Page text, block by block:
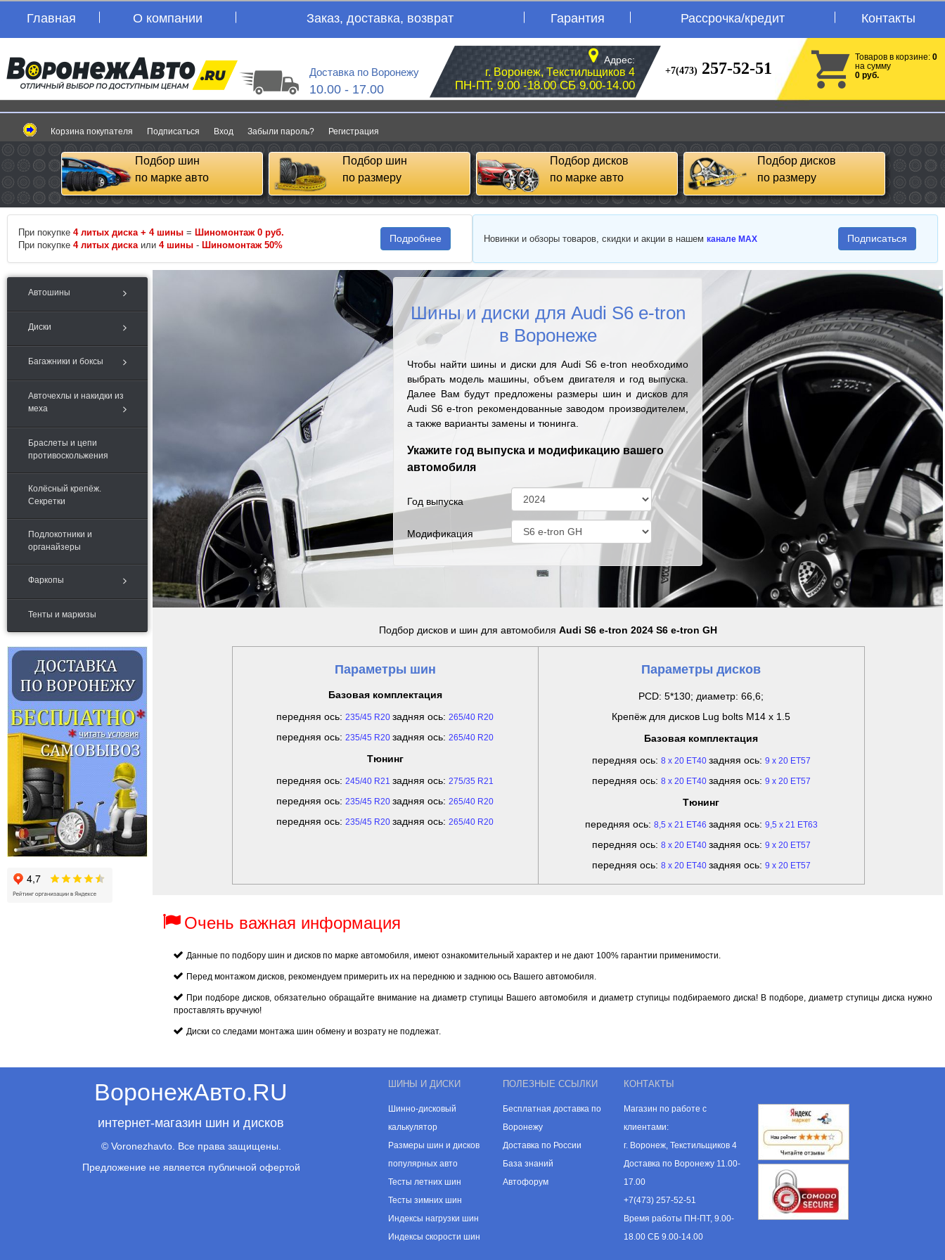
Главная О компании Заказ, доставка, возврат Гарантия Рассрочка/кредит Контакты
Доставка по Воронежу
10.00 - 17.00
Адрес:
г. Воронеж, Текстильщиков 4
ПН-ПТ, 9.00 -18.00 СБ 9.00-14.00
+7(473) 257-52-51
Товаров в корзине: 0
на сумму
0 руб.
Корзина покупателя Подписаться Вход Забыли пароль? Регистрация
Подбор шин
по марке авто
Подбор шин
по размеру
Подбор дисков
по марке авто
Подбор дисков
по размеру
При покупке 4 литых диска + 4 шины = Шиномонтаж 0 руб.
При покупке 4 литых диска или 4 шины - Шиномонтаж 50%
Подробнее Новинки и обзоры товаров, скидки и акции в нашем канале MAX Подписаться
Автошины
Диски
Багажники и боксы
Авточехлы и накидки из
меха
Браслеты и цепи
противоскольжения
Колёсный крепёж.
Секретки
Подлокотники и
органайзеры
Фаркопы
Тенты и маркизы
Шины и диски для Audi S6 e-tron
в Воронеже
Чтобы найти шины и диски для Audi S6 e-tron необходимо
выбрать модель машины, объем двигателя и год выпуска.
Далее Вам будут предложены размеры шин и дисков для
Audi S6 e-tron рекомендованные заводом производителем,
а также варианты замены и тюнинга.
Укажите год выпуска и модификацию вашего
автомобиля
Год выпуска
Модификация
Подбор дисков и шин для автомобиля Audi S6 e-tron 2024 S6 e-tron GH
Параметры шин
Базовая комплектация
передняя ось: 235/45 R20 задняя ось: 265/40 R20
передняя ось: 235/45 R20 задняя ось: 265/40 R20
Тюнинг
передняя ось: 245/40 R21 задняя ось: 275/35 R21
передняя ось: 235/45 R20 задняя ось: 265/40 R20
передняя ось: 235/45 R20 задняя ось: 265/40 R20
Параметры дисков
PCD: 5*130; диаметр: 66,6;
Крепёж для дисков Lug bolts M14 x 1.5
Базовая комплектация
передняя ось: 8 x 20 ET40 задняя ось: 9 x 20 ET57
передняя ось: 8 x 20 ET40 задняя ось: 9 x 20 ET57
Тюнинг
передняя ось: 8,5 x 21 ET46 задняя ось: 9,5 x 21 ET63
передняя ось: 8 x 20 ET40 задняя ось: 9 x 20 ET57
передняя ось: 8 x 20 ET40 задняя ось: 9 x 20 ET57
Очень важная информация
Данные по подбору шин и дисков по марке автомобиля, имеют ознакомительный характер и не дают 100% гарантии применимости.
Перед монтажом дисков, рекомендуем примерить их на переднюю и заднюю ось Вашего автомобиля.
При подборе дисков, обязательно обращайте внимание на диаметр ступицы Вашего автомобиля и диаметр ступицы подбираемого диска! В подборе, диаметр ступицы диска нужно
проставлять вручную!
Диски со следами монтажа шин обмену и возрату не подлежат.
ВоронежАвто.RU
интернет-магазин шин и дисков
© Voronezhavto. Все права защищены.
Предложение не является публичной офертой
ШИНЫ И ДИСКИ
Шинно-дисковый
калькулятор
Размеры шин и дисков
популярных авто
Тесты летних шин
Тесты зимних шин
Индексы нагрузки шин
Индексы скорости шин
ПОЛЕЗНЫЕ ССЫЛКИ
Бесплатная доставка по
Воронежу
Доставка по России
База знаний
Автофорум
КОНТАКТЫ
Магазин по работе с
клиентами:
г. Воронеж, Текстильщиков 4
Доставка по Воронежу 11.00-
17.00
+7(473) 257-52-51
Время работы ПН-ПТ, 9.00-
18.00 СБ 9.00-14.00